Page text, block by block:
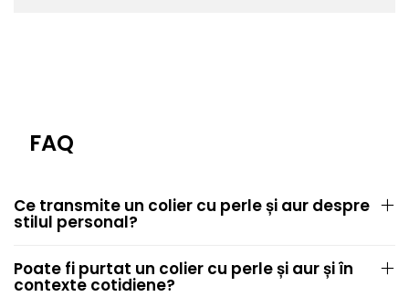
FAQ
Ce transmite un colier cu perle și aur despre
stilul personal?
Poate fi purtat un colier cu perle și aur și în
contexte cotidiene?